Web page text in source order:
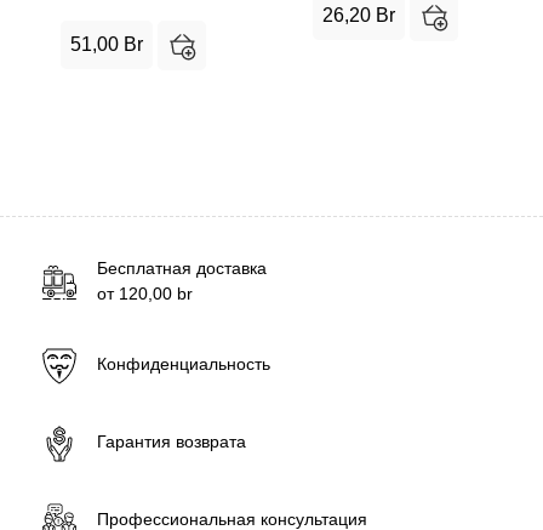
51,00 Br
26,20 Br
Бесплатная доставка
от 120,00 br
Конфиденциальность
Гарантия возврата
Профессиональная консультация